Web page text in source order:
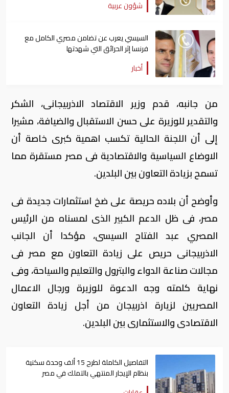
شؤون عربية
السيسي يعرب عن تضامن مصري الكامل مع
فرنسا إثر الحرائق التي شهدتها
أخبار
من جانبه، قدم وزير الاقتصاد الاذربيجانى، الشكر
والتقدير للوزيرة على حسن الاستقبال والضيافة، مشيرا
إلى أن اللجنة الحالية تكسب اهمية كبرى خاصة أن
الاوضاع السياسية والاقتصادية فى مصر مستقرة مما
تسمح بزيادة التعاون بين البلدين.
وأوضح أن بلاده حريصة على ضخ استثمارات جديدة فى
مصر، فى ظل الدعم الكبير الذى لمسناه من الرئيس
المصري عبد الفتاح السيسى، مؤكدا أن الجانب
الاذربيجانى حريص على زيادة التعاون مع مصر فى
مجالات صناعة الدواء والبترول والتعليم والسياحة، وفى
نهاية كلمته وجه الدعوة للوزيرة ورجال الاعمال
المصريين لزيارة اذربيجان من أجل زيادة التعاون
الاقتصادى والاستثمارى بين البلدين.
التفاصيل الكاملة لطرح 15 ألف وحدة سكنية
بنظام الإيجار المنتهي بالتملك في مصر